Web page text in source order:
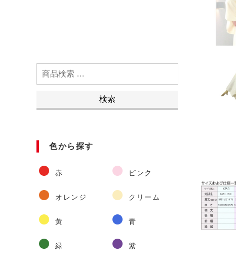
検
検索
色から探す
赤 ピンク
オレンジ クリーム
黃 青
緑 紫